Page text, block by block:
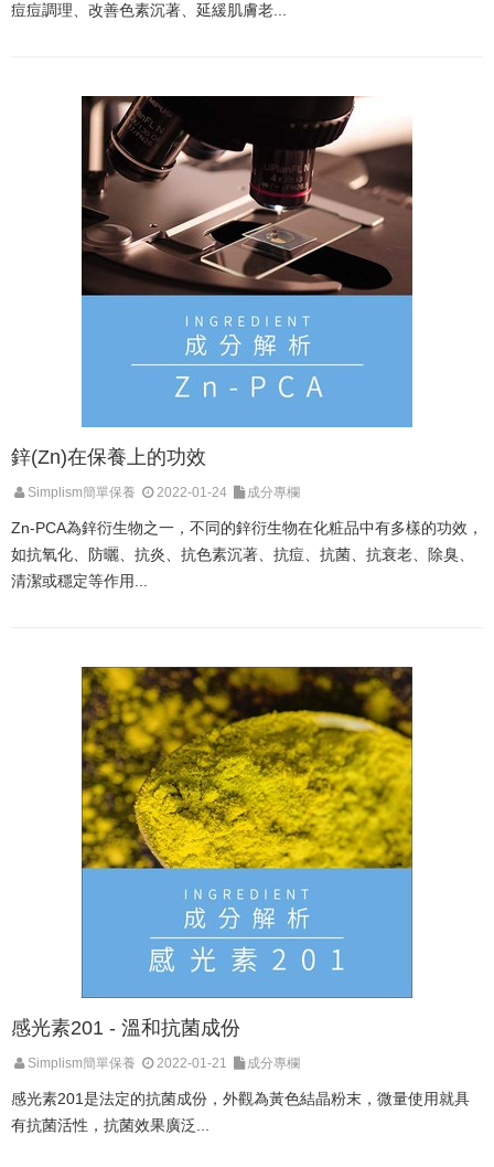
痘痘調理、改善色素沉著、延緩肌膚老...
鋅(Zn)在保養上的功效
Simplism簡單保養 2022-01-24 成分專欄
Zn-PCA為鋅衍生物之一，不同的鋅衍生物在化粧品中有多樣的功效，
如抗氧化、防曬、抗炎、抗色素沉著、抗痘、抗菌、抗衰老、除臭、
清潔或穩定等作用...
感光素201 - 溫和抗菌成份
Simplism簡單保養 2022-01-21 成分專欄
感光素201是法定的抗菌成份，外觀為黃色結晶粉末，微量使用就具
有抗菌活性，抗菌效果廣泛...